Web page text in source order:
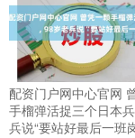
配资门户网中心官网
手榴弹活捉三个日本
兵说“要站好最后一班